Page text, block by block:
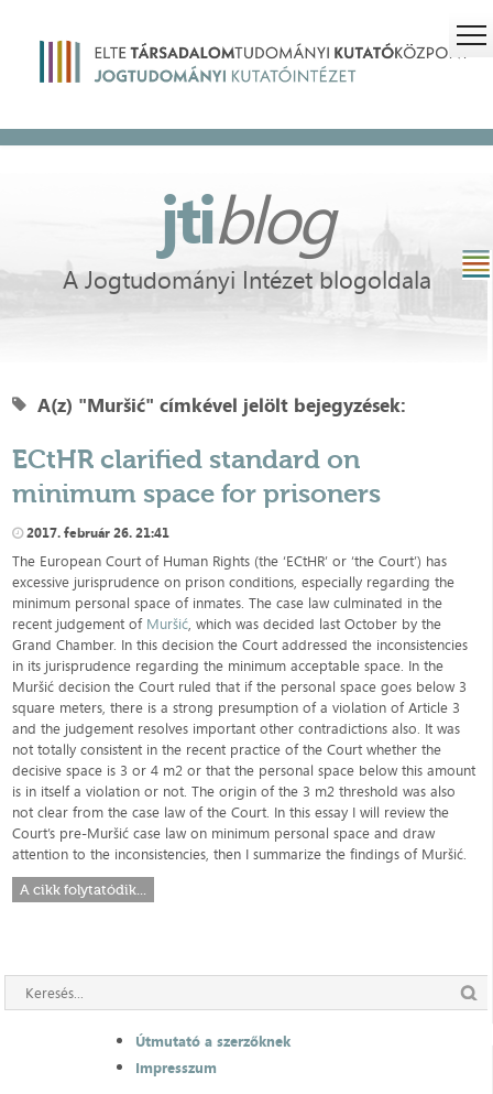
jtiblog
A Jogtudományi Intézet blogoldala
A(z) "Muršić" címkével jelölt bejegyzések:
ECtHR clarified standard on
minimum space for prisoners
2017. február 26. 21:41
The European Court of Human Rights (the ‘ECtHR’ or ‘the Court’) has
excessive jurisprudence on prison conditions, especially regarding the
minimum personal space of inmates. The case law culminated in the
recent judgement of Muršić, which was decided last October by the
Grand Chamber. In this decision the Court addressed the inconsistencies
in its jurisprudence regarding the minimum acceptable space. In the
Muršić decision the Court ruled that if the personal space goes below 3
square meters, there is a strong presumption of a violation of Article 3
and the judgement resolves important other contradictions also. It was
not totally consistent in the recent practice of the Court whether the
decisive space is 3 or 4 m2 or that the personal space below this amount
is in itself a violation or not. The origin of the 3 m2 threshold was also
not clear from the case law of the Court. In this essay I will review the
Court’s pre-Muršić case law on minimum personal space and draw
attention to the inconsistencies, then I summarize the findings of Muršić.
A cikk folytatódik...
Útmutató a szerzőknek
Impresszum